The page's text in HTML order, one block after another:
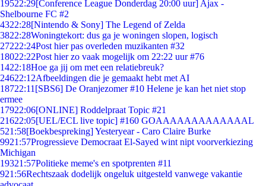
19522:29[Conference League Donderdag 20:00 uur] Ajax -
Shelbourne FC #2
4322:28[Nintendo & Sony] The Legend of Zelda
3822:28Woningtekort: dus ga je woningen slopen, logisch
27222:24Post hier pas overleden muzikanten #32
18022:22Post hier zo vaak mogelijk om 22:22 uur #76
1422:18Hoe ga jij om met een relatiebreuk?
24622:12Afbeeldingen die je gemaakt hebt met AI
18722:11 [SBS6] De Oranjezomer #10 Helene je kan het niet stop
ermee
17922:06[ONLINE] Roddelpraat Topic #21
21622:05[UEL/ECL live topic] #160 GOAAAAAAAAAAAAAL
521:58[Boekbespreking] Yesteryear - Caro Claire Burke
9921:57Progressieve Democraat El-Sayed wint nipt voorverkiezing
Michigan
19321:57Politieke meme's en spotprenten #11
921:56Rechtszaak dodelijk ongeluk uitgesteld vanwege vakantie